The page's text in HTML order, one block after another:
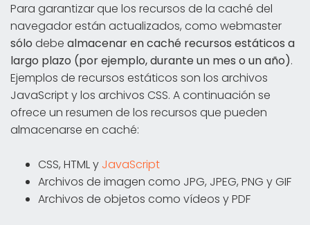
Para garantizar que los recursos de la caché del
navegador están actualizados, como webmaster
sólo debe almacenar en caché recursos estáticos a
largo plazo (por ejemplo, durante un mes o un año).
Ejemplos de recursos estáticos son los archivos
JavaScript y los archivos CSS. A continuación se
ofrece un resumen de los recursos que pueden
almacenarse en caché:
CSS, HTML y JavaScript
Archivos de imagen como JPG, JPEG, PNG y GIF
Archivos de objetos como vídeos y PDF